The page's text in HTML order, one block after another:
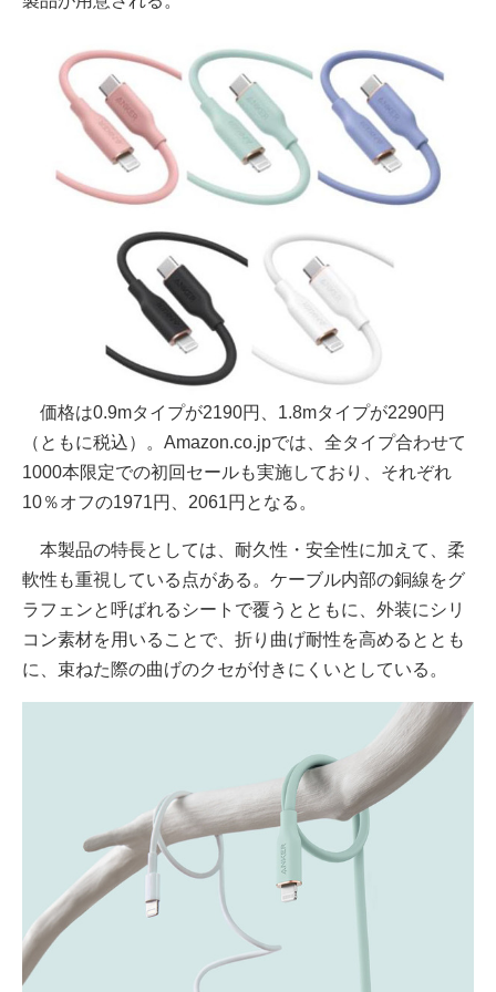
価格は0.9mタイプが2190円、1.8mタイプが2290円
（ともに税込）。Amazon.co.jpでは、全タイプ合わせて
1000本限定での初回セールも実施しており、それぞれ
10％オフの1971円、2061円となる。
本製品の特長としては、耐久性・安全性に加えて、柔
軟性も重視している点がある。ケーブル内部の銅線をグ
ラフェンと呼ばれるシートで覆うとともに、外装にシリ
コン素材を用いることで、折り曲げ耐性を高めるととも
に、束ねた際の曲げのクセが付きにくいとしている。